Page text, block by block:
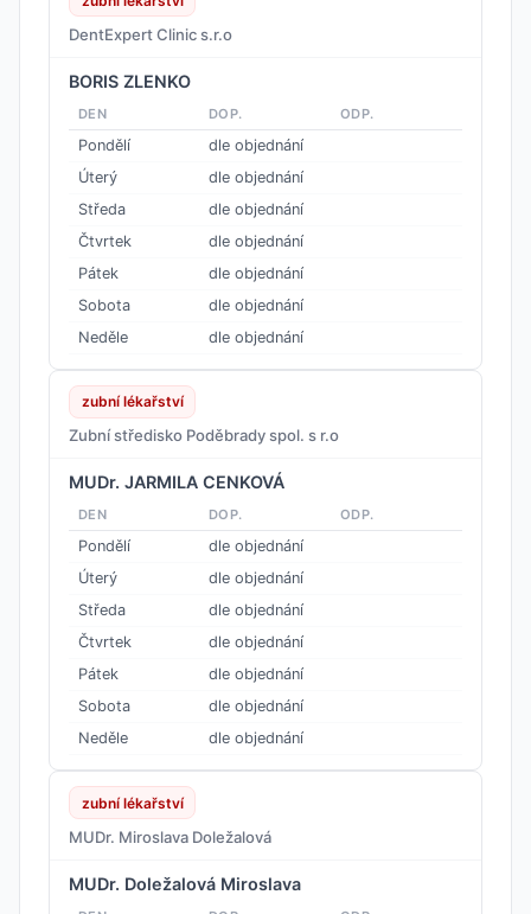
DentExpert Clinic s.r.o
BORIS ZLENKO
DEN DOP. ODP.
Pondělí
dle objednání
Úterý
dle objednání
Středa
dle objednání
Čtvrtek
dle objednání
Pátek
dle objednání
Sobota
dle objednání
Neděle
dle objednání
zubní lékařství
Zubní středisko Poděbrady spol. s r.o
MUDr. JARMILA CENKOVÁ
DEN DOP. ODP.
Pondělí
dle objednání
Úterý
dle objednání
Středa
dle objednání
Čtvrtek
dle objednání
Pátek
dle objednání
Sobota
dle objednání
Neděle
dle objednání
zubní lékařství
MUDr. Miroslava Doležalová
MUDr. Doležalová Miroslava